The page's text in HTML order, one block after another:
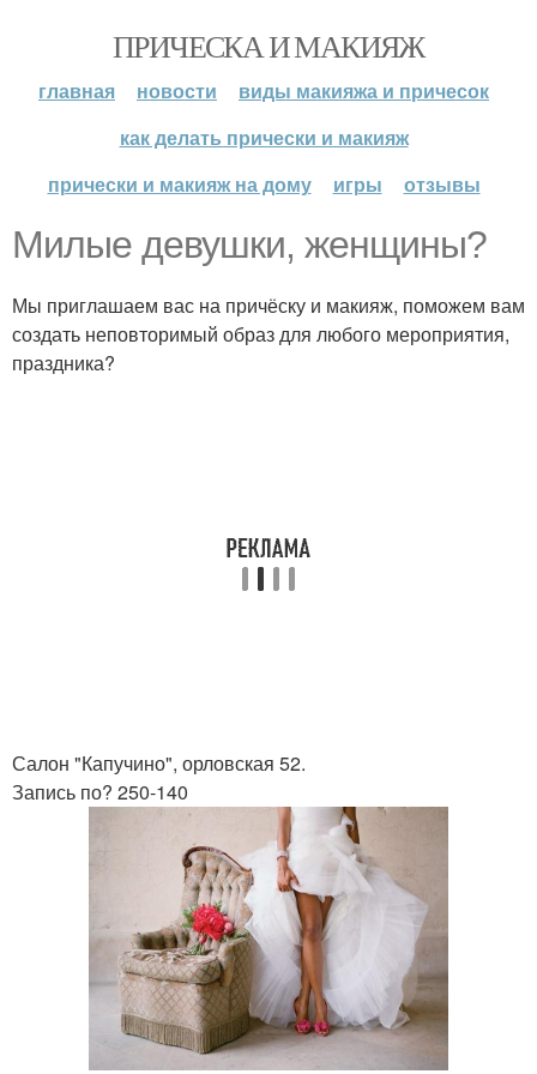
ПРИЧЕСКА И МАКИЯЖ
главная новости
виды макияжа и причесок
как делать прически и макияж
прически и макияж на дому
игры отзывы
Милые девушки, женщины?
Мы приглашаем вас на причёску и макияж, поможем вам
создать неповторимый образ для любого мероприятия,
праздника?
Салон "Капучино", орловская 52.
Запись по? 250-140